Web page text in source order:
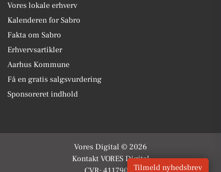
Vores lokale erhverv
Kalenderen for Sabro
Fakta om Sabro
Erhvervsartikler
Aarhus Kommune
Få en gratis salgsvurdering
Sponsoreret indhold
Vores Digital © 2026
Kontakt VORES Digital
Tilmeld nyhedsbrev